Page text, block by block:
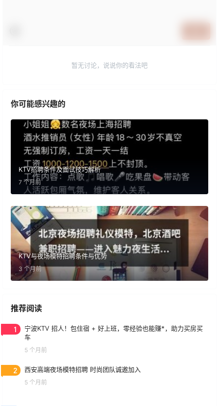
暂无讨论，说说你的看法吧
你可能感兴趣的
KTV招聘条件及面试技巧解析
7 个月前
KTV与夜场模特招聘条件与优势
3 个月前
推荐阅读
1
宁波KTV 招人！包住宿 + 好上班，零经验也能赚*，助力买房买
车
5 个月前
2 西安高端夜场模特招聘 时尚团队诚邀加入
5 个月前